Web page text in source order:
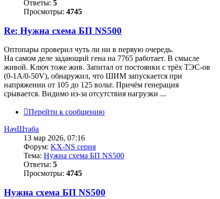
Ответы: 5
Просмотры: 4745
Re: Нужна схема БП NS500
Оптопары проверил чуть ли ни в первую очередь.
На самом деле задающий гена на 7765 работает. В смысле
живой. Ключ тоже жив. Запитал от постоянки с трёх ТЭС-ов
(0-1А/0-50V), обнаружил, что ШИМ запускается при
напряжении от 105 до 125 вольт. Причём генерация
срывается. Видимо из-за отсутствия нагрузки ...
Перейти к сообщению
НачШтаба
13 мар 2026, 07:16
Форум: KX-NS серия
Тема: Нужна схема БП NS500
Ответы: 5
Просмотры: 4745
Нужна схема БП NS500